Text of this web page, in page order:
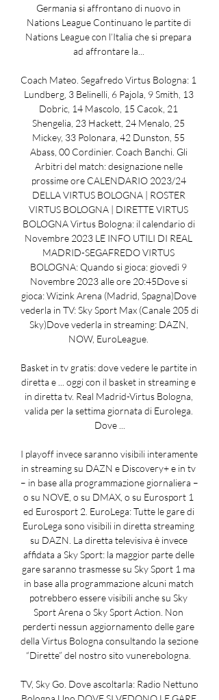
Germania si affrontano di nuovo in
Nations League Continuano le partite di
Nations League con l’Italia che si prepara
ad affrontare la...
Coach Mateo. Segafredo Virtus Bologna: 1
Lundberg, 3 Belinelli, 6 Pajola, 9 Smith, 13
Dobric, 14 Mascolo, 15 Cacok, 21
Shengelia, 23 Hackett, 24 Menalo, 25
Mickey, 33 Polonara, 42 Dunston, 55
Abass, 00 Cordinier. Coach Banchi. Gli
Arbitri del match: designazione nelle
prossime ore CALENDARIO 2023/24
DELLA VIRTUS BOLOGNA | ROSTER
VIRTUS BOLOGNA | DIRETTE VIRTUS
BOLOGNA Virtus Bologna: il calendario di
Novembre 2023 LE INFO UTILI DI REAL
MADRID-SEGAFREDO VIRTUS
BOLOGNA: Quando si gioca: giovedì 9
Novembre 2023 alle ore 20:45Dove si
gioca: Wizink Arena (Madrid, Spagna)Dove
vederla in TV: Sky Sport Max (Canale 205 di
Sky)Dove vederla in streaming: DAZN,
NOW, EuroLeague.
Basket in tv gratis: dove vedere le partite in
diretta e ... oggi con il basket in streaming e
in diretta tv. Real Madrid-Virtus Bologna,
valida per la settima giornata di Eurolega.
Dove ...
I playoff invece saranno visibili interamente
in streaming su DAZN e Discovery+ e in tv
– in base alla programmazione giornaliera –
o su NOVE, o su DMAX, o su Eurosport 1
ed Eurosport 2. EuroLega: Tutte le gare di
EuroLega sono visibili in diretta streaming
su DAZN. La diretta televisiva è invece
affidata a Sky Sport: la maggior parte delle
gare saranno trasmesse su Sky Sport 1 ma
in base alla programmazione alcuni match
potrebbero essere visibili anche su Sky
Sport Arena o Sky Sport Action. Non
perderti nessun aggiornamento delle gare
della Virtus Bologna consultando la sezione
“Dirette” del nostro sito vunerebologna.
TV, Sky Go. Dove ascoltarla: Radio Nettuno